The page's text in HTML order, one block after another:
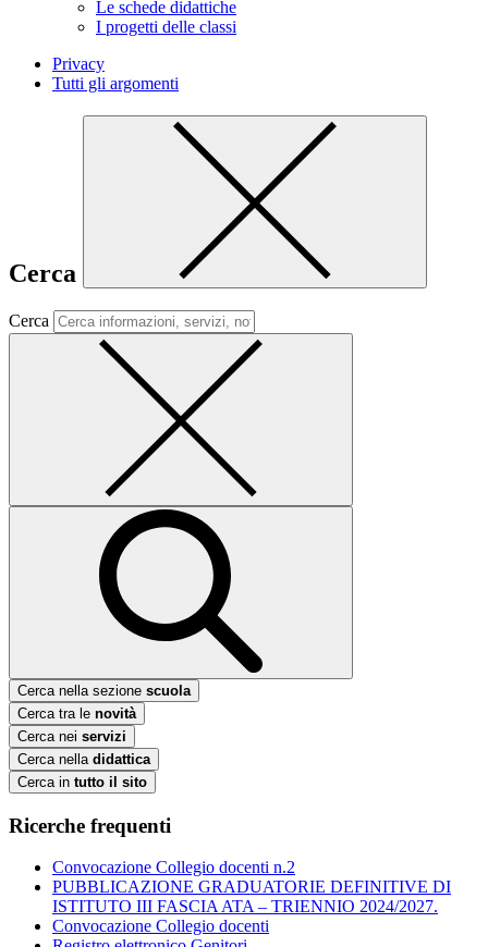
Le schede didattiche
I progetti delle classi
Privacy
Tutti gli argomenti
Cerca
Cerca
Cerca nella sezione scuola
Cerca tra le novità
Cerca nei servizi
Cerca nella didattica
Cerca in tutto il sito
Ricerche frequenti
Convocazione Collegio docenti n.2
PUBBLICAZIONE GRADUATORIE DEFINITIVE DI
ISTITUTO III FASCIA ATA – TRIENNIO 2024/2027.
Convocazione Collegio docenti